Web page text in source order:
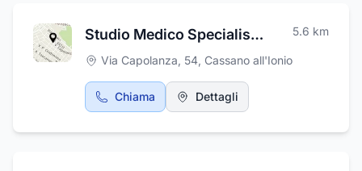
sole che irradia questa regione e permette al
riso di maturare al punto giusto. Il sistema di
lavorazione del riso Masseria Fornara è del
tutto artigianale proprio per mantenere quelle
che sono le tradizioni della lavorazione del
sostanze organolettiche e nutritive del
Studio Medico Specialistico Dott. Russo 5.6 km
Via Capolanza, 54, Cassano all'Ionio
Chiama Dettagli